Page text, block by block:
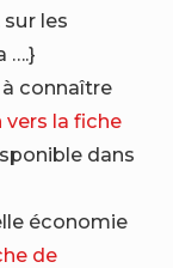
sur les
….}
connaître
vers la fiche
dans
économie
de